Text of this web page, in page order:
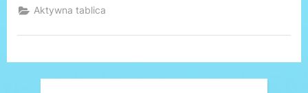
Aktywna tablica